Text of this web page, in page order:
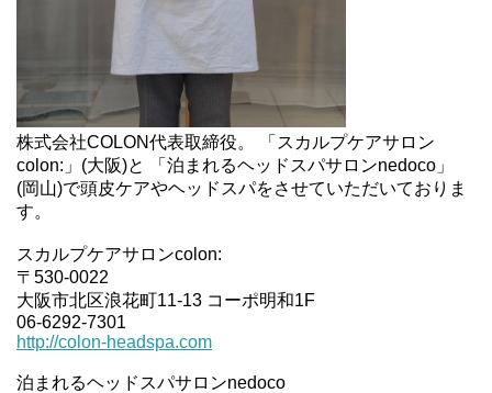
株式会社COLON代表取締役。 「スカルプケアサロン
colon:」(大阪)と 「泊まれるヘッドスパサロンnedoco」
(岡山)で頭皮ケアやヘッドスパをさせていただいておりま
す。
スカルプケアサロンcolon:
〒530-0022
大阪市北区浪花町11-13 コーポ明和1F
06-6292-7301
http://colon-headspa.com
泊まれるヘッドスパサロンnedoco